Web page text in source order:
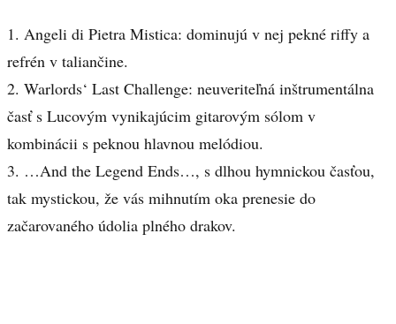
1. Angeli di Pietra Mistica: dominujú v nej pekné riffy a
refrén v taliančine.
2. Warlords‘ Last Challenge: neuveriteľná inštrumentálna
časť s Lucovým vynikajúcim gitarovým sólom v
kombinácii s peknou hlavnou melódiou.
3. …And the Legend Ends…, s dlhou hymnickou časťou,
tak mystickou, že vás mihnutím oka prenesie do
začarovaného údolia plného drakov.